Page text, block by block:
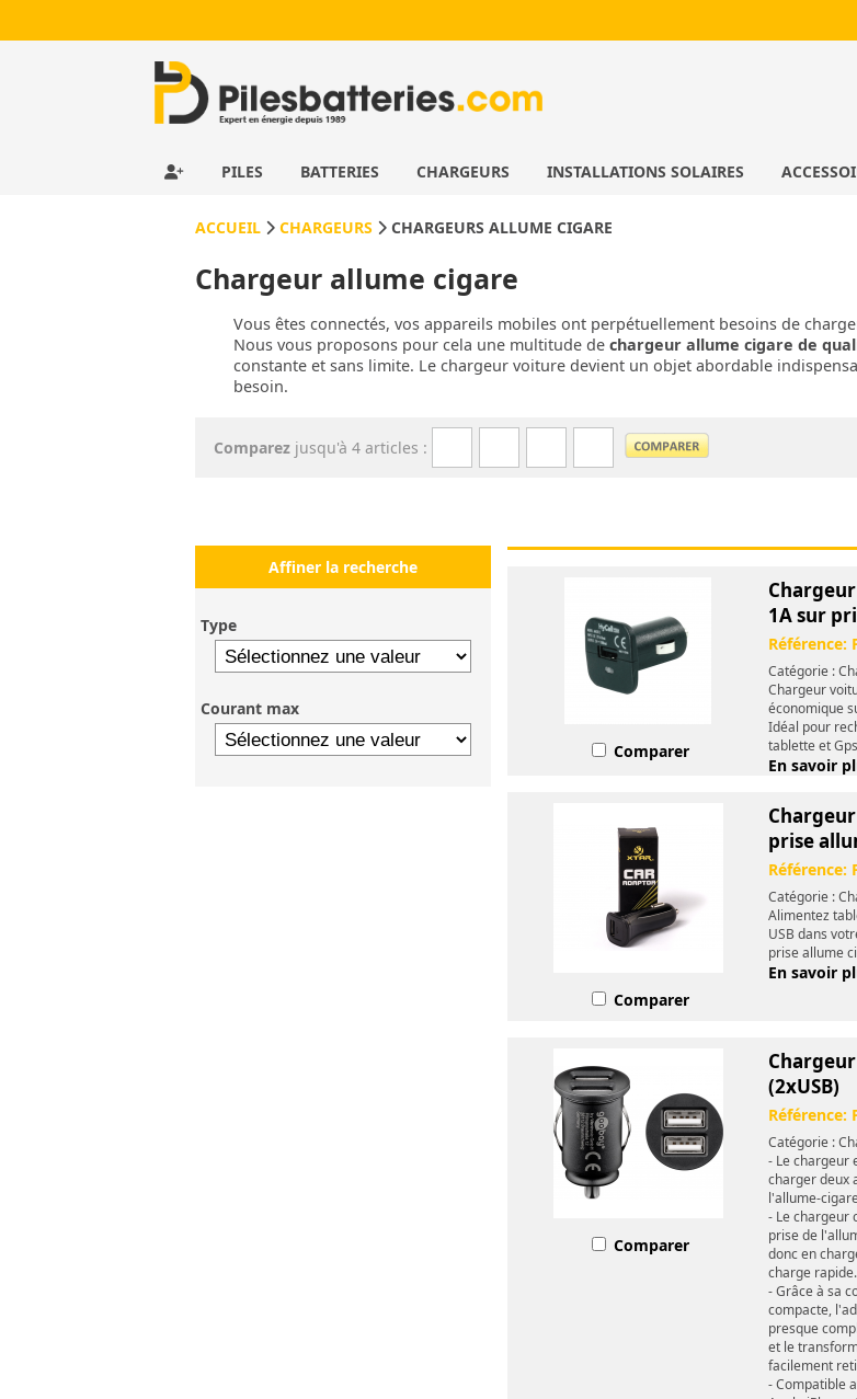
PILES BATTERIES CHARGEURS INSTALLATIONS SOLAIRES
ACCUEIL CHARGEURS CHARGEURS ALLUME CIGARE
Chargeur allume cigare
Vous êtes connectés, vos appareils mobiles ont perpétuellement besoins de
Nous vous proposons pour cela une multitude de chargeur allume cigare de
constante et sans limite. Le chargeur voiture devient un objet abordable
besoin.
Comparez jusqu'à 4 articles :
Affiner la recherche
Type
Courant max
Comparer
1A sur
Référence:
Catégorie :
Chargeur
économique
Idéal pour
tablette et
En savoir
Comparer
prise
Référence:
Catégorie :
Alimentez
USB dans
prise allume
En savoir
Comparer
(2xUSB)
Référence:
Catégorie :
- Le chargeur
charger deux
l'allume-
- Le chargeur
prise de
donc en
charge rapide.
- Grâce à sa
compacte,
presque
et le
facilement
- Compatible